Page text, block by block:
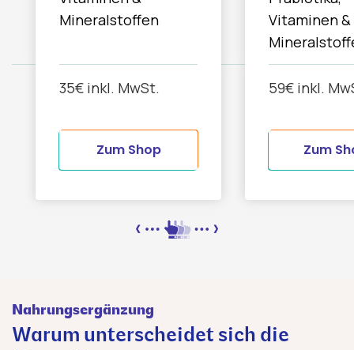
Mineralstoffen
Vitaminen &
35€ inkl. MwSt.
Zum Shop
59€ inkl.
Zum
Nahrungsergänzung
Warum unterscheidet sich die